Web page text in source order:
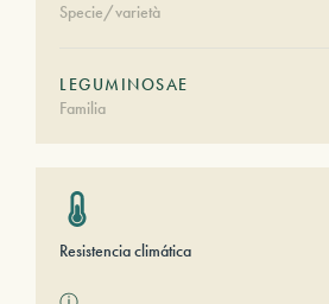
Specie/varietà
LEGUMINOSAE
Familia
Resistencia climática